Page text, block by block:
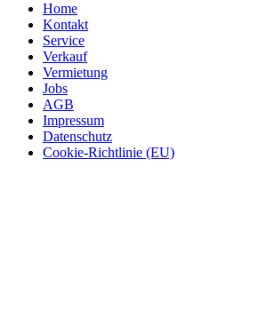
Home
Kontakt
Service
Verkauf
Vermietung
Jobs
AGB
Impressum
Datenschutz
Cookie-Richtlinie (EU)